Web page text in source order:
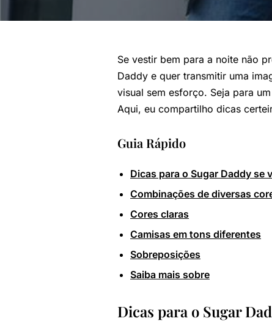
Se vestir bem para a noite não
Daddy e quer transmitir uma
visual sem esforço. Seja para
Aqui, eu compartilho dicas
Guia Rápido
Dicas para o Sugar Daddy se
Combinações de diversas
Cores claras
Camisas em tons diferentes
Sobreposições
Saiba mais sobre
Dicas para o Sugar